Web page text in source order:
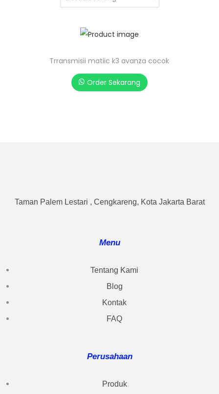
Trransmisii matiic k3 avanza cocok
Order Sekarang
Taman Palem Lestari , Cengkareng, Kota Jakarta Barat
Menu
Tentang Kami
Blog
Kontak
FAQ
Perusahaan
Produk